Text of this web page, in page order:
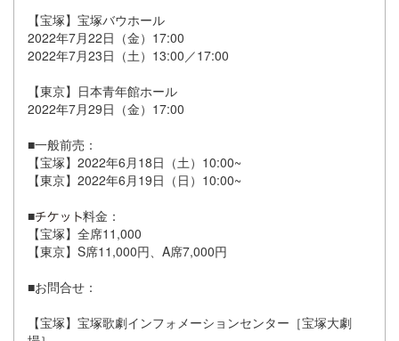
【宝塚】宝塚バウホール
2022年7月22日（金）17:00
2022年7月23日（土）13:00／17:00
【東京】日本青年館ホール
2022年7月29日（金）17:00
■一般前売：
【宝塚】2022年6月18日（土）10:00~
【東京】2022年6月19日（日）10:00~
■
料金：
【宝塚】全席11,000
【東京】S席11,000円、A席7,000円
■お問合せ：
【宝塚】宝塚歌劇インフォメーションセンター［宝塚大劇